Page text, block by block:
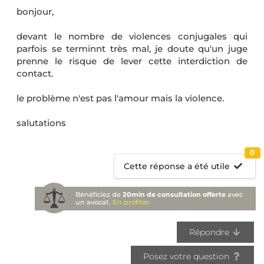
bonjour,
devant le nombre de violences conjugales qui
parfois se terminnt très mal, je doute qu'un juge
prenne le risque de lever cette interdiction de
contact.
le problème n'est pas l'amour mais la violence.
salutations
Cette réponse a été utile
0
Bénéficiez de20min de consultation offerte avec
un avocat. En profiter
Répondre
Posez votre question